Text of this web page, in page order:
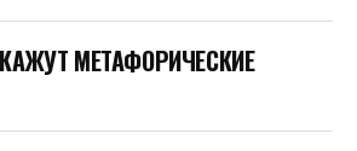
МЕТАФОРИЧЕСКИЕ